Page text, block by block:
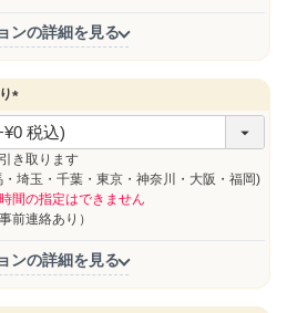
ンの詳細を見る
(
必
須
き取ります
埼玉・千葉・東京・神奈川・大阪・福岡)
間の指定はできません
前連絡あり）
ンの詳細を見る